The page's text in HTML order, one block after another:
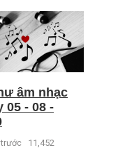
âm nhạc
05 - 08 -
11,452